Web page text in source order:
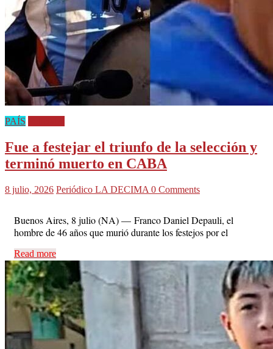
PAÍS
Fue a festejar el triunfo de la selección y
terminó muerto en CABA
8 julio, 2026 Periódico LA DECIMA 0 Comments
Buenos Aires, 8 julio (NA) — Franco Daniel Depauli, el
hombre de 46 años que murió durante los festejos por el
Read more